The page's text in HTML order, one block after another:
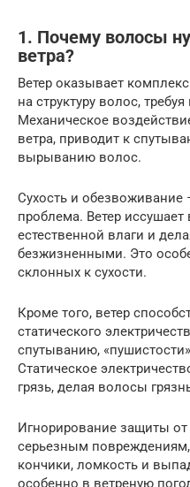
1. Почему волосы
ветра?
Ветер оказывает
на структуру волос,
Механическое
ветра, приводит к
вырыванию волос.
Сухость и обезвоживание
проблема. Ветер
естественной влаги и
безжизненными. Это
склонных к сухости.
Кроме того, ветер
статического
спутыванию,
Статическое
грязь, делая волосы
Игнорирование защиты
серьезным
кончики, ломкость и
особенно в ветреную